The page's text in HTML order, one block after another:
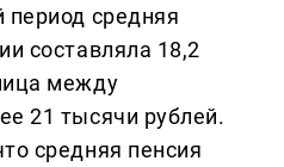
период средняя
составляла 18,2
между
21 тысячи рублей.
средняя пенсия